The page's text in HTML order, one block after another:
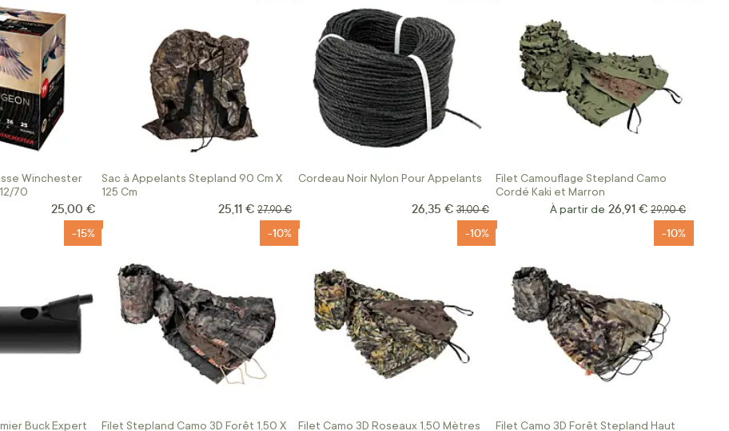
Winchester
70
25,00 €
Sac à Appelants Stepland 90 Cm X
125 Cm
Prix Spécial
25,11 € Prix normal
27,90 €
Cordeau Noir Nylon Pour Appelants
Prix Spécial
26,35 € Prix normal
31,00 €
Filet Camouflage Stepland Camo
Cordé Kaki et Marron
À partir de 26,91 € Prix normal
29,90 €
Buck Expert
-15%
Filet Stepland Camo 3D Forêt 1,50 X
-10%
Filet Camo 3D Roseaux 1,50 Mètres
-10%
Filet Camo 3D Forêt Stepland Haut
-10%